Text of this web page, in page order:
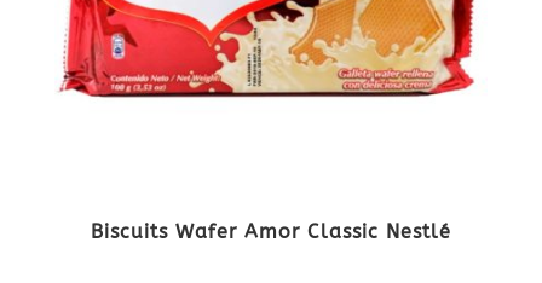
Biscuits Wafer Amor Classic Nestlé